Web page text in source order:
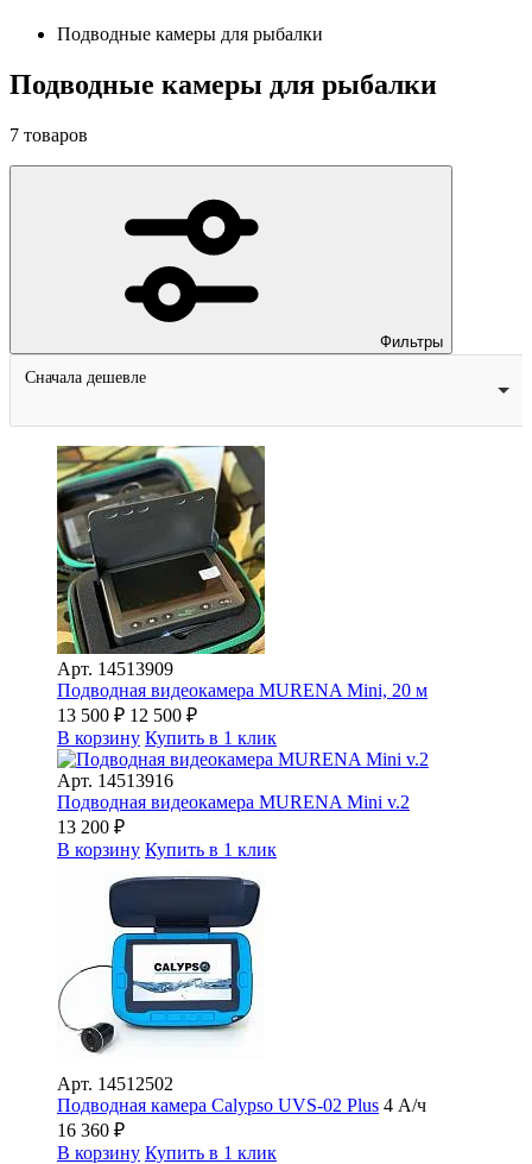
Подводные камеры для рыбалки
Подводные камеры для рыбалки
7 товаров
Фильтры
Сначала дешевле
Арт. 14513909
Подводная видеокамера MURENA Mini, 20 м
13 500 ₽ 12 500 ₽
В корзину Купить в 1 клик
Арт. 14513916
Подводная видеокамера MURENA Mini v.2
13 200 ₽
В корзину Купить в 1 клик
Арт. 14512502
Подводная камера Сalypso UVS-02 Plus 4 А/ч
16 360 ₽
В корзину Купить в 1 клик